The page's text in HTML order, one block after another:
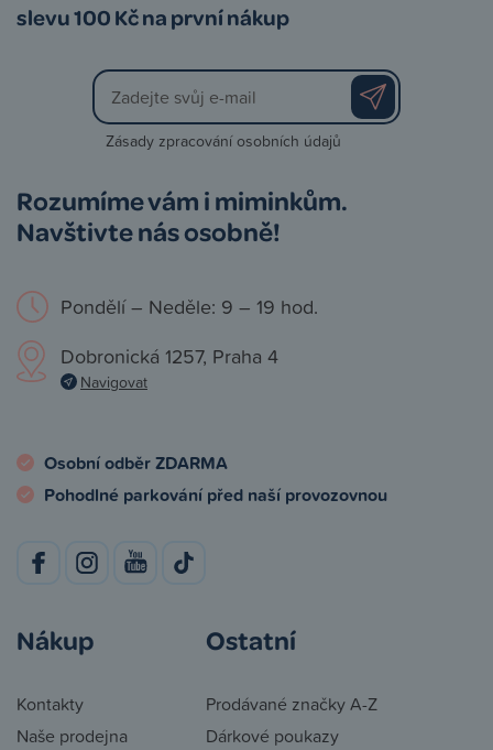
slevu 100 Kč na první nákup
Zásady zpracování osobních údajů
Rozumíme vám i miminkům.
Navštivte nás osobně!
Pondělí – Neděle: 9 – 19 hod.
Dobronická 1257, Praha 4
Navigovat
Osobní odběr ZDARMA
Pohodlné parkování před naší provozovnou
Nákup
Kontakty
Naše prodejna
Ostatní
Prodávané značky A-Z
Dárkové poukazy